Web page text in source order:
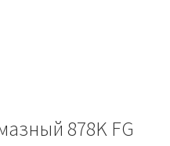
₽
878K FG